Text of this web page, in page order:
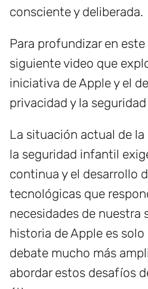
consciente y deliberada.
Para profundizar en
siguiente video que
iniciativa de Apple y el
privacidad y la
La situación actual de
la seguridad infantil
continua y el desarrollo
tecnológicas que
necesidades de nuestra
historia de Apple es
debate mucho más
abordar estos desafíos